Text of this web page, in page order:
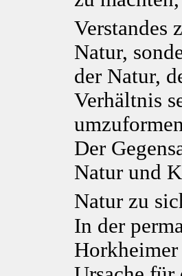
Verstandes
Natur,
der Natur,
Verhältnis
Der
Natur und
Natur zu
In der